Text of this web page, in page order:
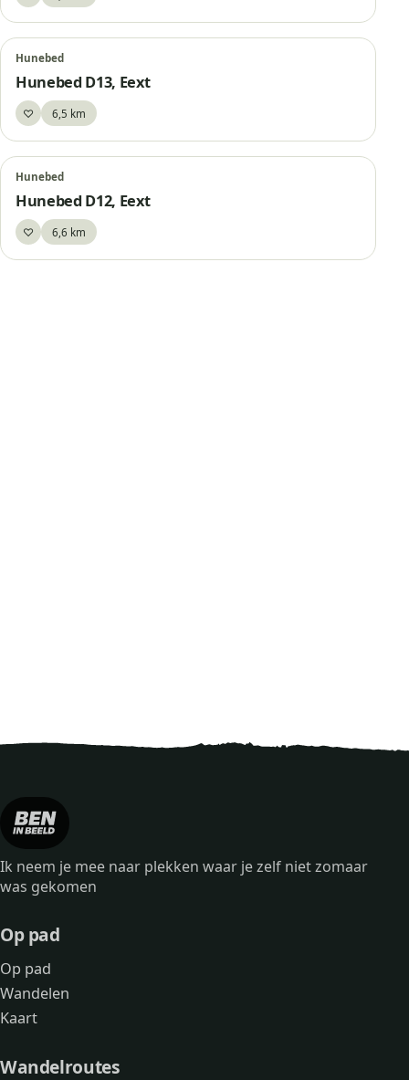
Hunebed
Hunebed D13, Eext
♡Bewaar6,5 km
Hunebed
Hunebed D12, Eext
♡Bewaar6,6 km
Ik neem je mee naar plekken waar je zelf niet zomaar
was gekomen
Op pad
Op pad
Wandelen
Kaart
Wandelroutes